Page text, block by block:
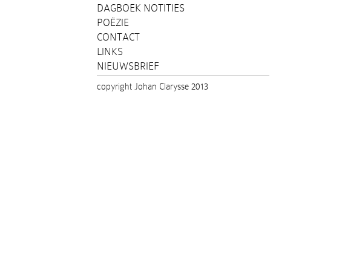
DAGBOEK NOTITIES
POËZIE
CONTACT
LINKS
NIEUWSBRIEF
copyright Johan Clarysse 2013